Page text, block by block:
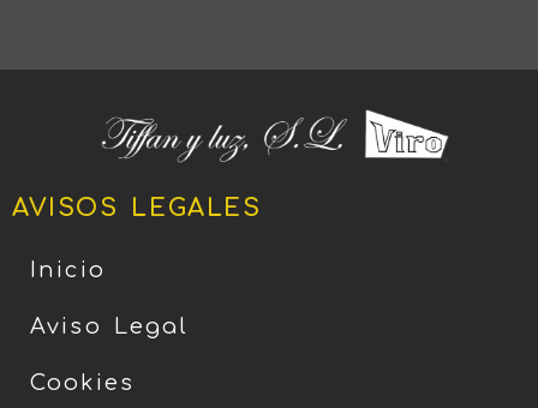
AVISOS LEGALES
Inicio
Aviso Legal
Cookies